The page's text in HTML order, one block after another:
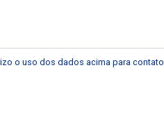
o uso dos dados acima para contato.